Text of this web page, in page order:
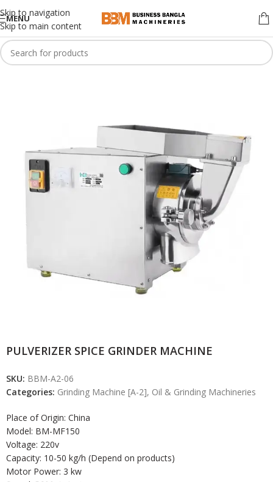
Skip to navigation
Skip to main content
MENU
PULVERIZER SPICE GRINDER MACHINE
SKU: BBM-A2-06
Categories: Grinding Machine [A-2], Oil & Grinding Machineries
Place of Origin: China
Model: BM-MF150
Voltage: 220v
Capacity: 10-50 kg/h (Depend on products)
Motor Power: 3 kw